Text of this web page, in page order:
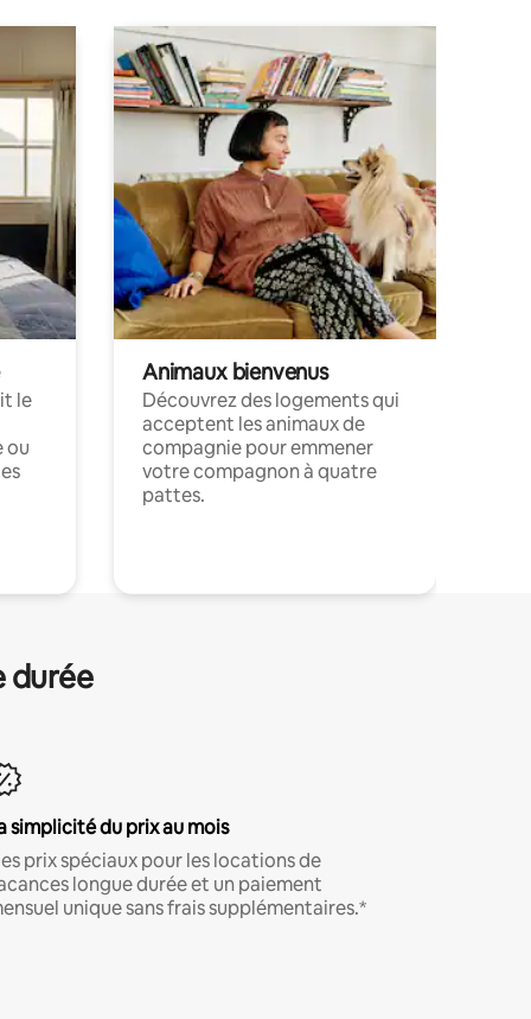
le
ou
Animaux bienvenus
Découvrez des logements qui
acceptent les animaux de
compagnie pour emmener
votre compagnon à quatre
pattes.
durée
simplicité du prix au mois
prix spéciaux pour les locations de
longue durée et un paiement
unique sans frais supplémentaires.*